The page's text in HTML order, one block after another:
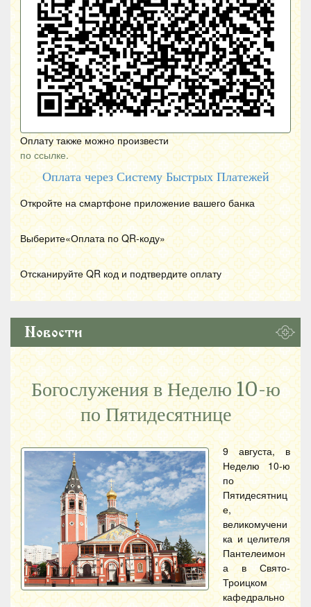
Оплату также можно произвести
по ссылке.
Оплата через Систему Быстрых Платежей
Откройте на смартфоне приложение вашего банка
Выберите«Оплата по QR-коду»
Отсканируйте QR код и подтвердите оплату
Новости
Богослужения в Неделю 10-ю
по Пятидесятнице
9 августа, в
Неделю 10-ю
по
Пятидесятниц
е,
великомучени
ка и целителя
Пантелеимон
а в Свято-
Троицком
кафедрально